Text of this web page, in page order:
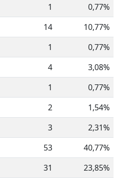
1
0,77%
14
10,77%
1
0,77%
4
3,08%
1
0,77%
2
1,54%
3
2,31%
53
40,77%
31
23,85%